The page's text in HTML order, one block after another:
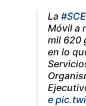
La
Móvil a
mil 620
en lo
e